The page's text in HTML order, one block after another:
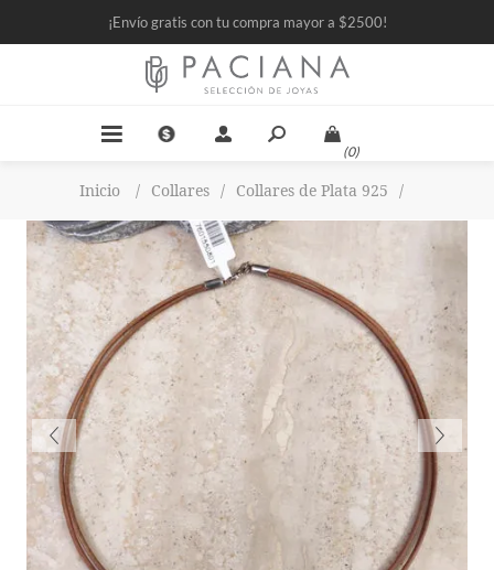
¡Envío gratis con tu compra mayor a $2500!
(0)
Inicio / Collares / Collares de Plata 925 /